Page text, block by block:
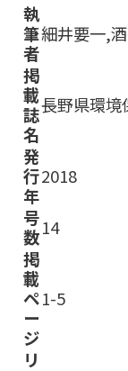
執
筆
者
細井要一,
掲
載
誌
名
長野県環境
発
行
年
2018
号
数14
掲
載
ペ
ー
ジ
1-5
リ